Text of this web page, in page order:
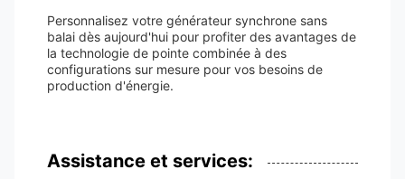
Personnalisez votre générateur synchrone sans
balai dès aujourd'hui pour profiter des avantages de
la technologie de pointe combinée à des
configurations sur mesure pour vos besoins de
production d'énergie.
Assistance et services: